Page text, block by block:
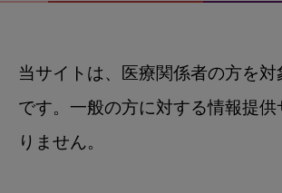
当サイトは、医療関係者の方を対
です。一般の方に対する情報提供
りません。